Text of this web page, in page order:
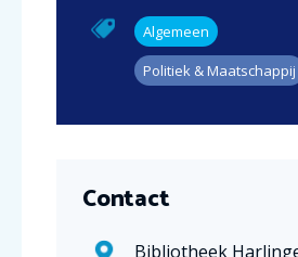
Algemeen
Politiek & Maatschappij
Contact
Bibliotheek